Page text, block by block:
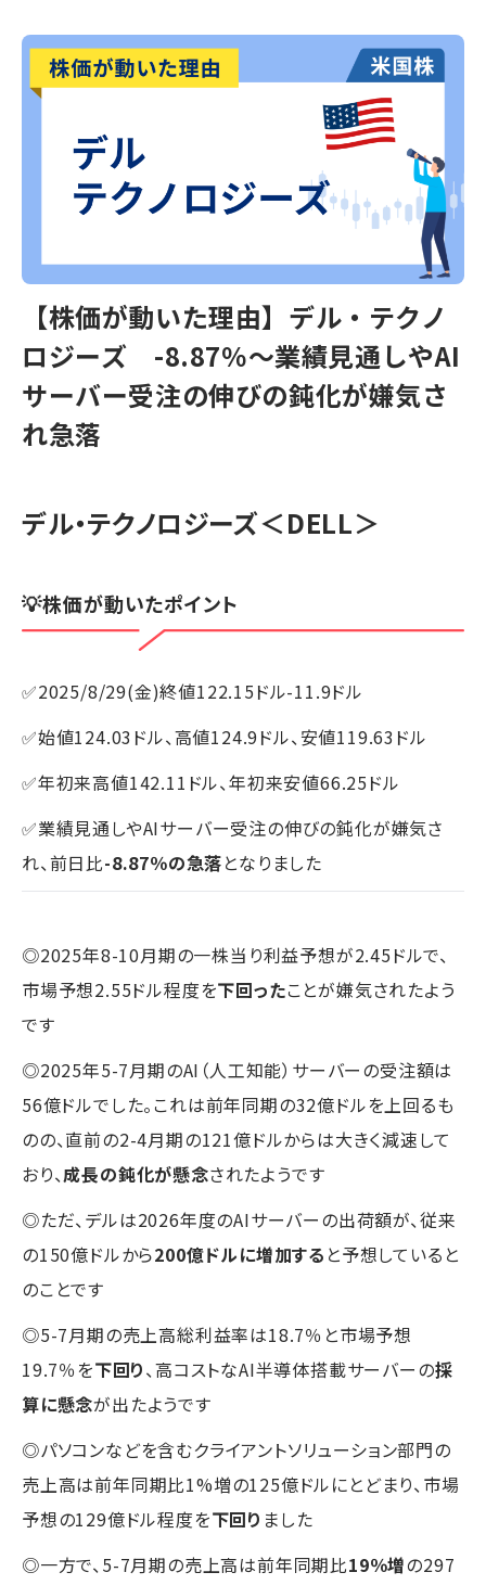
【株価が動いた理由】デル・テクノ
ロジーズ -8.87％～業績見通しやAI
サーバー受注の伸びの鈍化が嫌気さ
れ急落
デル・テクノロジーズ＜DELL＞
💡株価が動いたポイント
✅2025/8/29(金)終値122.15ドル-11.9ドル
✅始値124.03ドル、高値124.9ドル、安値119.63ドル
✅年初来高値142.11ドル、年初来安値66.25ドル
✅業績見通しやAIサーバー受注の伸びの鈍化が嫌気さ
れ、前日比-8.87％の急落となりました
◎2025年8-10月期の一株当り利益予想が2.45ドルで、
市場予想2.55ドル程度を下回ったことが嫌気されたよう
です
◎2025年5-7月期のAI（人工知能）サーバーの受注額は
56億ドルでした。これは前年同期の32億ドルを上回るも
のの、直前の2-4月期の121億ドルからは大きく減速して
おり、成長の鈍化が懸念されたようです
◎ただ、デルは2026年度のAIサーバーの出荷額が、従来
の150億ドルから200億ドルに増加する と予想していると
のことです
◎5-7月期の売上高総利益率は18.7％と市場予想
19.7％を下回り、高コストなAI半導体搭載サーバーの採
算に懸念が出たようです
◎パソコンなどを含むクライアントソリューション部門の
売上高は前年同期比1%増の125億ドルにとどまり、市場
予想の129億ドル程度を下回り ました
◎一方で、5-7月期の売上高は前年同期比19％増の297